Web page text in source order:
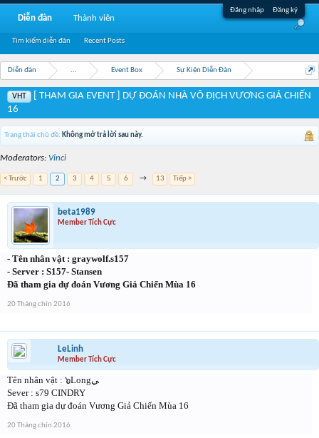
Đăng nhập Đăng ký
Diễn đàn ... Event Box Sự Kiện Diễn Đàn
VHT
[ THAM GIA EVENT ] DỰ ĐOÁN NHÀ VÔ ĐỊCH VƯƠNG GIẢ CHIẾN
16
Trạng thái chủ đề: Không mở trả lời sau này.
Moderators: Vinci
< Trước 1 2 3 4 5 6 → 13 Tiếp >
beta1989
Member Tích Cực
- Tên nhân vật : graywolf.s157
- Server : S157- Stansen
Đã tham gia dự đoán Vương Giả Chiến Mùa 16
20 Tháng chín 2016
LeLinh
Member Tích Cực
Tên nhân vật : ๖Longﻲ
Sever : s79 CINDRY
Đã tham gia dự đoán Vương Giả Chiến Mùa 16
20 Tháng chín 2016
Diễn đàn
Tìm kiếm diễn đàn Recent Posts
Thành viên